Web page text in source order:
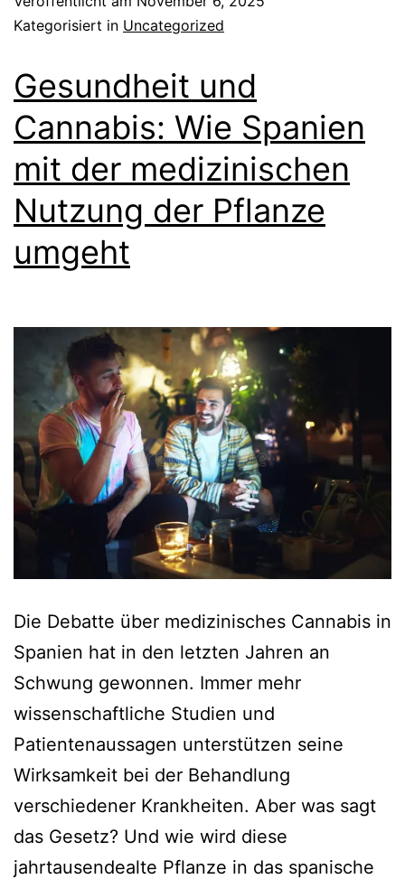
Kategorisiert in Uncategorized
Gesundheit und
Cannabis: Wie Spanien
mit der medizinischen
Nutzung der Pflanze
umgeht
Die Debatte über medizinisches Cannabis in
Spanien hat in den letzten Jahren an
Schwung gewonnen. Immer mehr
wissenschaftliche Studien und
Patientenaussagen unterstützen seine
Wirksamkeit bei der Behandlung
verschiedener Krankheiten. Aber was sagt
das Gesetz? Und wie wird diese
jahrtausendealte Pflanze in das spanische